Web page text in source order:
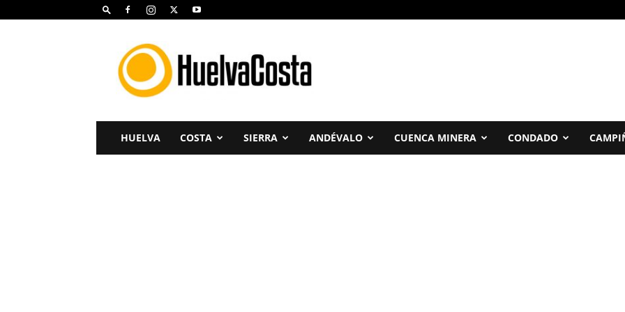
Huelva
Costa
HUELVA COSTA SIERRA ANDÉVALO CUENCA MINERA CONDADO